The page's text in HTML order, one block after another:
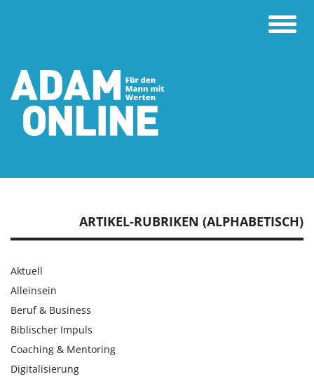
Toggle
ARTIKEL-RUBRIKEN (ALPHABETISCH)
Aktuell
Alleinsein
Beruf & Business
Biblischer Impuls
Coaching & Mentoring
Digitalisierung